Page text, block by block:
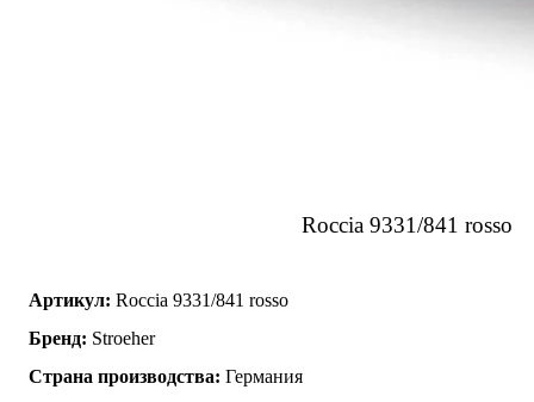
Roccia 9331/841 rosso
Артикул: Roccia 9331/841 rosso
Бренд: Stroeher
Страна производства: Германия